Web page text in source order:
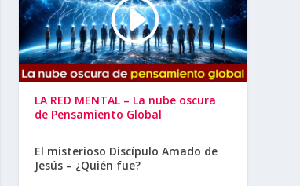
LA RED MENTAL – La nube oscura
de Pensamiento Global
El misterioso Discípulo Amado de
Jesús – ¿Quién fue?